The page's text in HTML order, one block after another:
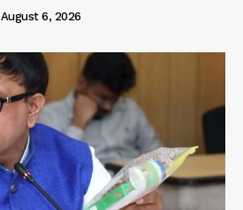
August 6, 2026